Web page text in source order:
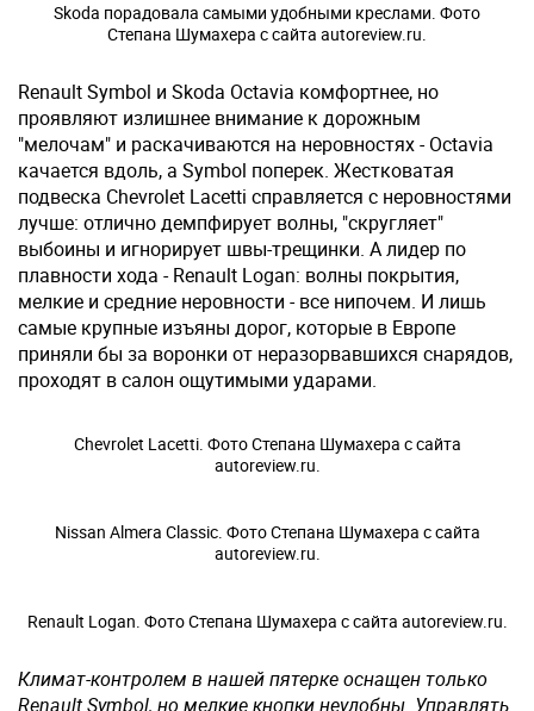
Skoda порадовала самыми удобными креслами. Фото
Степана Шумахера с сайта autoreview.ru.
Renault Symbol и Skoda Octavia комфортнее, но
проявляют излишнее внимание к дорожным
"мелочам" и раскачиваются на неровностях - Octavia
качается вдоль, а Symbol поперек. Жестковатая
подвеска Chevrolet Lacetti справляется с неровностями
лучше: отлично демпфирует волны, "скругляет"
выбоины и игнорирует швы-трещинки. А лидер по
плавности хода - Renault Logan: волны покрытия,
мелкие и средние неровности - все нипочем. И лишь
самые крупные изъяны дорог, которые в Европе
приняли бы за воронки от неразорвавшихся снарядов,
проходят в салон ощутимыми ударами.
Chevrolet Lacetti. Фото Степана Шумахера с сайта
autoreview.ru.
Nissan Almera Classic. Фото Степана Шумахера с сайта
autoreview.ru.
Renault Logan. Фото Степана Шумахера с сайта autoreview.ru.
Климат-контролем в нашей пятерке оснащен только
Renault Symbol, но мелкие кнопки неудобны. Управлять